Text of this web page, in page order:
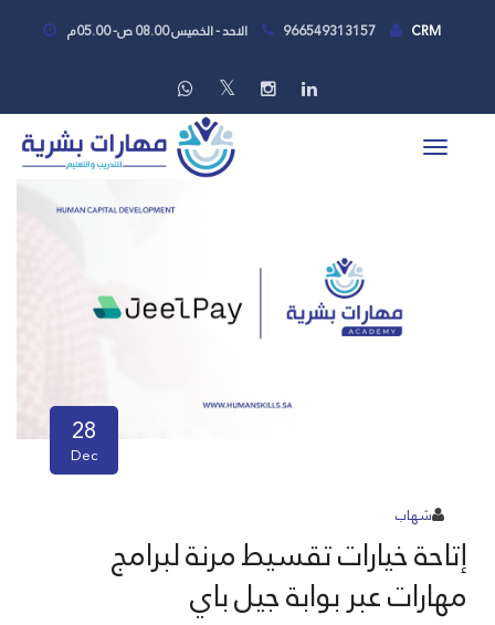
الاحد - الخميس 08.00 ص- 05.00م 966549313157 CRM
28
Dec
شهاب
إتاحة خيارات تقسيط مرنة لبرامج
مهارات عبر بوابة جيل باي